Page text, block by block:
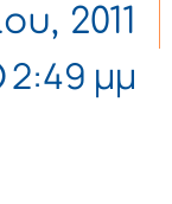
2011
2:49 μμ